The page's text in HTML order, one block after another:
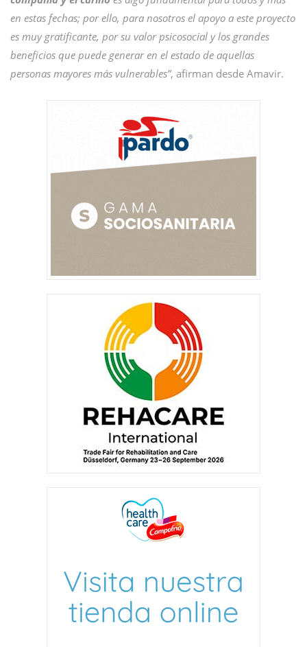
en estas fechas; por ello, para nosotros el apoyo a este proyecto
es muy gratificante, por su valor psicosocial y los grandes
beneficios que puede generar en el estado de aquellas
personas mayores más vulnerables”, afirman desde Amavir.